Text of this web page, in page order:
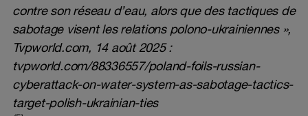
contre son réseau d’eau, alors que des tactiques de
sabotage visent les relations polono-ukrainiennes »,
Tvpworld.com, 14 août 2025 :
tvpworld.com/88336557/poland-foils-russian-
cyberattack-on-water-system-as-sabotage-tactics-
target-polish-ukrainian-ties